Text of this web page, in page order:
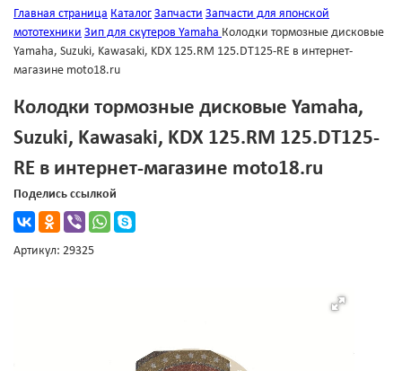
Главная страница Каталог Запчасти Запчасти для японской
мототехники Зип для скутеров Yamaha Колодки тормозные дисковые
Yamaha, Suzuki, Kawasaki, KDX 125.RM 125.DT125-RE в интернет-
магазине moto18.ru
Колодки тормозные дисковые Yamaha,
Suzuki, Kawasaki, KDX 125.RM 125.DT125-
RE в интернет-магазине moto18.ru
Поделись ссылкой
Артикул: 29325